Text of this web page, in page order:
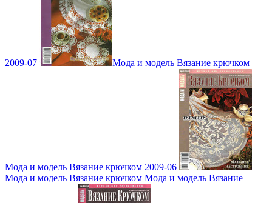
2009-07 Мода и модель Вязание крючком
Мода и модель Вязание крючком 2009-06
Мода и модель Вязание крючком Мода и модель Вязание